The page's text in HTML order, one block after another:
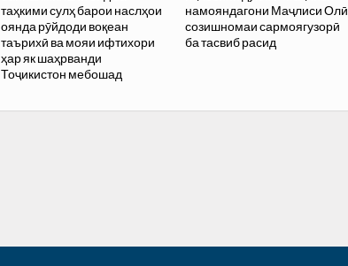
таҳкими сулҳ барои наслҳои
оянда рӯйдоди воқеан
таърихӣ ва мояи ифтихори
ҳар як шаҳрванди
Тоҷикистон мебошад
намояндагони Маҷлиси Олӣ
созишномаи сармоягузорӣ
ба тасвиб расид